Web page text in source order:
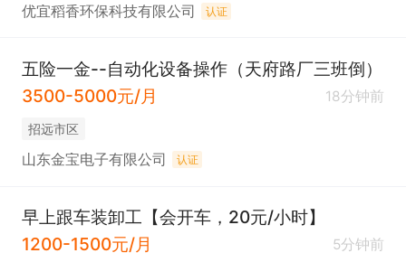
优宜稻香环保科技有限公司 认证
五险一金--自动化设备操作（天府路厂三班倒）
3500-5000元/月
18分钟前
招远市区
山东金宝电子有限公司 认证
早上跟车装卸工【会开车，20元/小时】
1200-1500元/月
5分钟前